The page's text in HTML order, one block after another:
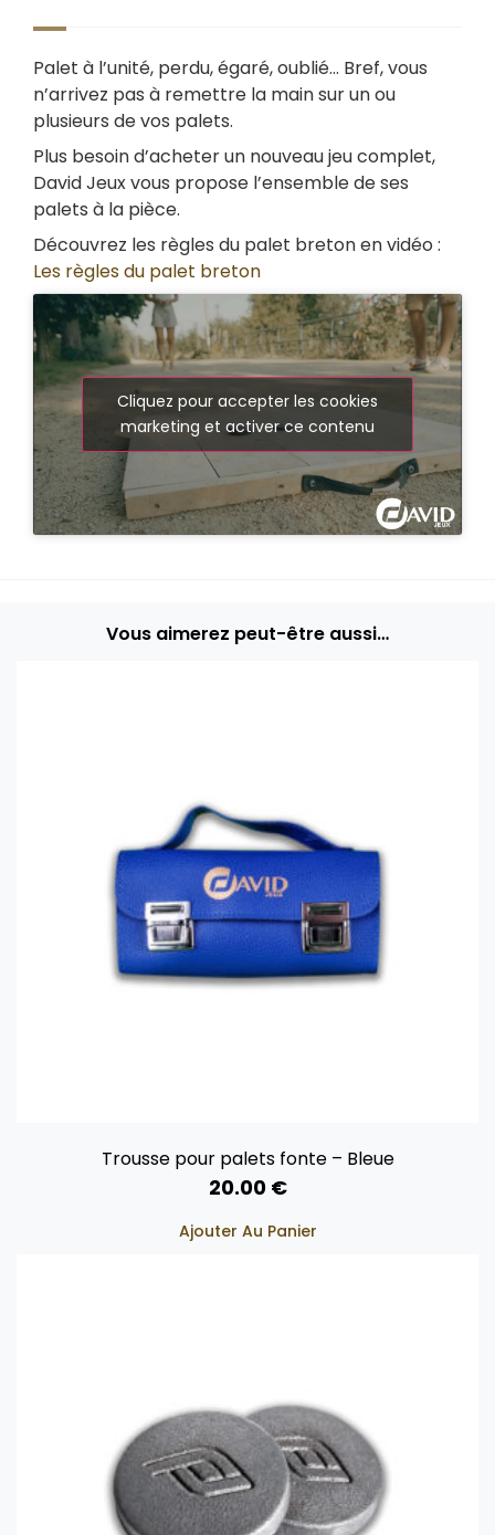
Palet à l’unité, perdu, égaré, oublié… Bref, vous
n’arrivez pas à remettre la main sur un ou
plusieurs de vos palets.
Plus besoin d’acheter un nouveau jeu complet,
David Jeux vous propose l’ensemble de ses
palets à la pièce.
Découvrez les règles du palet breton en vidéo :
Les règles du palet breton
Cliquez pour accepter les cookies
marketing et activer ce contenu
Vous aimerez peut-être aussi…
Trousse pour palets fonte – Bleue
20.00 €
Ajouter Au Panier